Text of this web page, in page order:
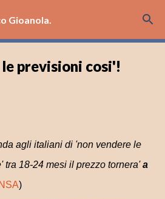
contenuti principali
Gioanola.
previsioni cosi'!
agli italiani di 'non vendere le
tra 18-24 mesi il prezzo tornera'a
)